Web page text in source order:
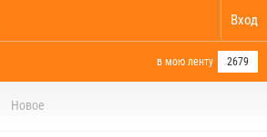
Вход
в мою ленту 2679
Новое